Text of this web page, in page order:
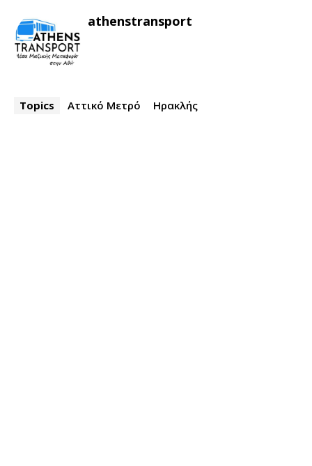
athenstransport
Topics Αττικό Μετρό Ηρακλής